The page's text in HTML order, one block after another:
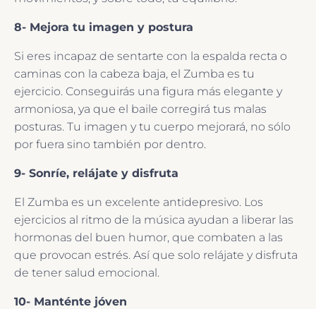
8- Mejora tu imagen y postura
Si eres incapaz de sentarte con la espalda recta o
caminas con la cabeza baja, el Zumba es tu
ejercicio. Conseguirás una figura más elegante y
armoniosa, ya que el baile corregirá tus malas
posturas. Tu imagen y tu cuerpo mejorará, no sólo
por fuera sino también por dentro.
9- Sonríe, relájate y disfruta
El Zumba es un excelente antidepresivo. Los
ejercicios al ritmo de la música ayudan a liberar las
hormonas del buen humor, que combaten a las
que provocan estrés. Así que solo relájate y disfruta
de tener salud emocional.
10- Manténte jóven